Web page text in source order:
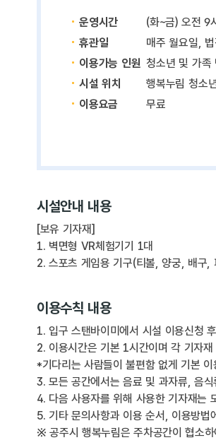
운영시간
(화~금) 오전 9
휴관일
매주 월요일,
이용가능 인원 청소년 및 가족
시설 위치
행복누림 청소
이용요금
무료
시설안내 내용
[보유 기자재]
1. 벽면형 VR체험기기 1대
2. 스포츠 게임용 기구(티볼, 양궁, 배구,
이용수칙 내용
1. 입구 스탠바이미에서 시설 이용신청
2. 이용시간은 기본 1시간이며 각 기자
*기다리는 사람들이 불편함 없게 기본 이
3. 모든 공간에서는 음료 및 과자류, 음
4. 다음 사용자를 위해 사용한 기자재는
5. 기타 문의사항과 이용 순서, 이용방법
※ 공주시 행복누림은 주차공간이 협소